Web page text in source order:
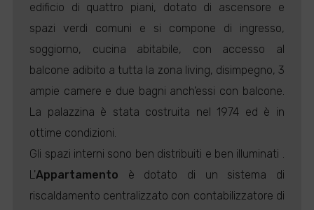
edificio di quattro piani, dotato di ascensore e
spazi verdi comuni e si compone di ingresso,
soggiorno, cucina abitabile, con accesso al
balcone adibito a tutta la zona living, disimpegno, 3
ampie camere e due bagni anch'essi con balcone.
La palazzina è stata costruita nel 1974 ed è in
ottime condizioni.
Gli spazi interni sono ben distribuiti e ben illuminati .
L'Appartamento è dotato di un sistema di
riscaldamento centralizzato con contabilizzatore di